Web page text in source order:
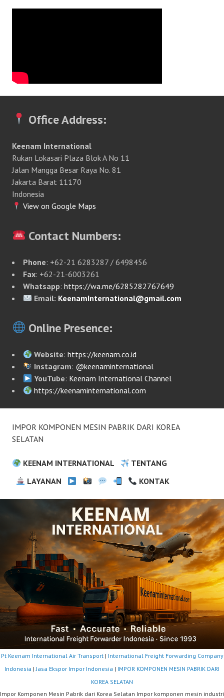
Office Address:
Keenam International
Rukan Lokasari Plaza Blok A No 11
Jalan Mangga Besar Raya No. 81
Jakarta Barat 11170
Indonesia
View on Google Maps
Contact Numbers:
Phone: +62-21 6283287 / 6498456
Fax: +62-21-6003261
Whatsapp: https://wa.me/6285282767649
Email: KeenamInternational@gmail.com
Online Presence:
Website:https://keenam.co.id
Instagram: @keenaminternational
YouTube: Keenam International Channel
https://keenaminternational.com
IMPOR KOMPONEN MESIN PABRIK DARI KOREA
SELATAN
KEENAM INTERNATIONAL
TENTANG
LAYANAN
KONTAK
Pt Keenam International Air Transport| International Freight Forwarding Company
Indonesia | Jasa Ekspor Impor Indonesia | IMPOR KOMPONEN MESIN PABRIK DARI
KOREA SELATAN
Impor Komponen Mesin Pabrik dari Korea Selatan Impor komponen mesin industri